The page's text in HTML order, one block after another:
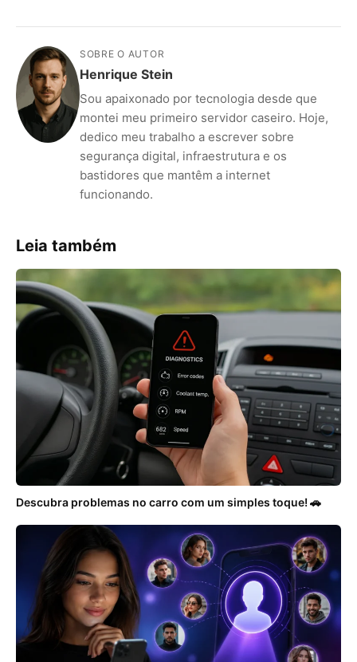
SOBRE O AUTOR
Henrique Stein
Sou apaixonado por tecnologia desde que
montei meu primeiro servidor caseiro. Hoje,
dedico meu trabalho a escrever sobre
segurança digital, infraestrutura e os
bastidores que mantêm a internet
funcionando.
Leia também
Descubra problemas no carro com um simples toque! 🚗